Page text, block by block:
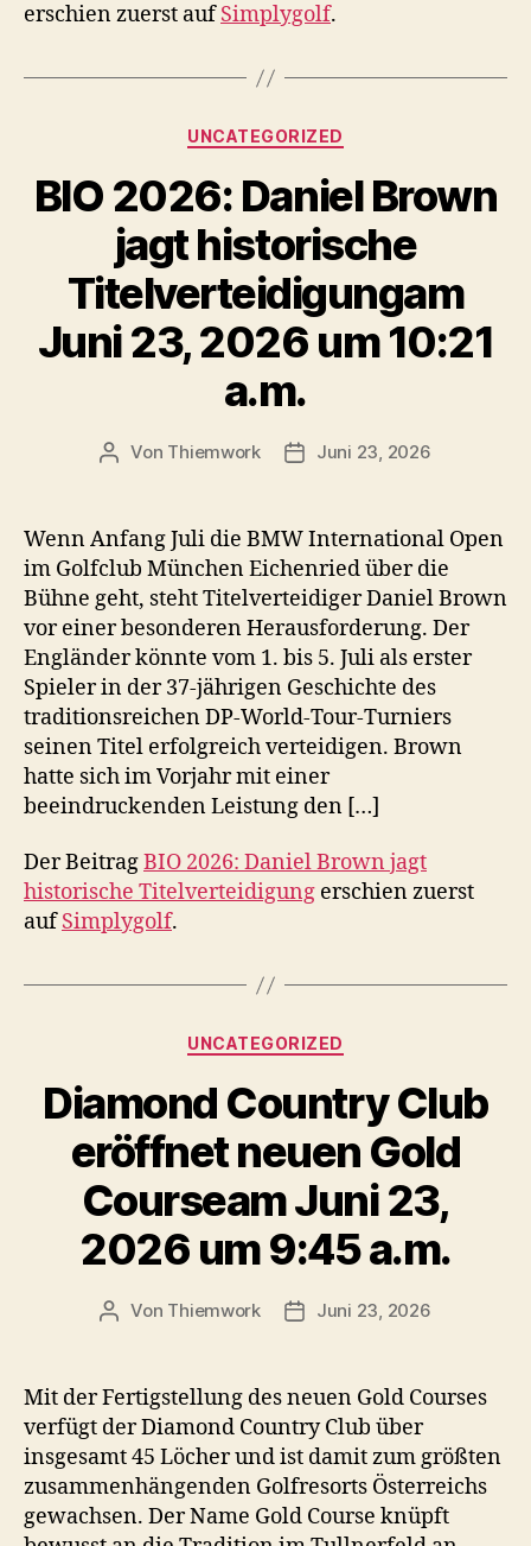
erschien zuerst aufSimplygolf.
Kategorien
UNCATEGORIZED
BIO 2026: Daniel Brown
jagt historische
Titelverteidigungam
Juni 23, 2026 um 10:21
a.m.
Beitragsautor
Von Thiemwork Veröffentlichungsdatum
Juni 23, 2026
Wenn Anfang Juli die BMW International Open
im Golfclub München Eichenried über die
Bühne geht, steht Titelverteidiger Daniel Brown
vor einer besonderen Herausforderung. Der
Engländer könnte vom 1. bis 5. Juli als erster
Spieler in der 37-jährigen Geschichte des
traditionsreichen DP-World-Tour-Turniers
seinen Titel erfolgreich verteidigen. Brown
hatte sich im Vorjahr mit einer
beeindruckenden Leistung den […]
Der BeitragBIO 2026: Daniel Brown jagt
historische Titelverteidigung erschien zuerst
aufSimplygolf.
Kategorien
UNCATEGORIZED
Diamond Country Club
eröffnet neuen Gold
Courseam Juni 23,
2026 um 9:45 a.m.
Beitragsautor
Von Thiemwork Veröffentlichungsdatum
Juni 23, 2026
Mit der Fertigstellung des neuen Gold Courses
verfügt der Diamond Country Club über
insgesamt 45 Löcher und ist damit zum größten
zusammenhängenden Golfresorts Österreichs
gewachsen. Der Name Gold Course knüpft